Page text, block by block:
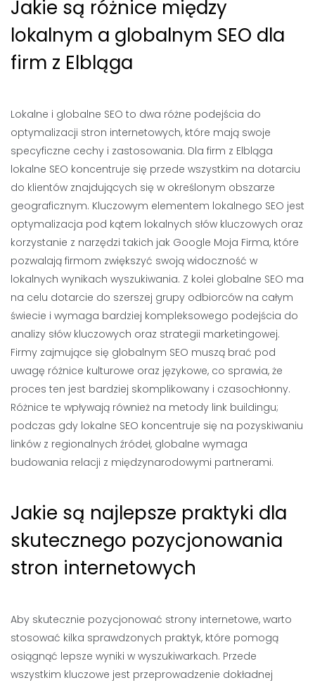
Jakie są różnice między
lokalnym a globalnym SEO dla
firm z Elbląga
Lokalne i globalne SEO to dwa różne podejścia do
optymalizacji stron internetowych, które mają swoje
specyficzne cechy i zastosowania. Dla firm z Elbląga
lokalne SEO koncentruje się przede wszystkim na dotarciu
do klientów znajdujących się w określonym obszarze
geograficznym. Kluczowym elementem lokalnego SEO jest
optymalizacja pod kątem lokalnych słów kluczowych oraz
korzystanie z narzędzi takich jak Google Moja Firma, które
pozwalają firmom zwiększyć swoją widoczność w
lokalnych wynikach wyszukiwania. Z kolei globalne SEO ma
na celu dotarcie do szerszej grupy odbiorców na całym
świecie i wymaga bardziej kompleksowego podejścia do
analizy słów kluczowych oraz strategii marketingowej.
Firmy zajmujące się globalnym SEO muszą brać pod
uwagę różnice kulturowe oraz językowe, co sprawia, że
proces ten jest bardziej skomplikowany i czasochłonny.
Różnice te wpływają również na metody link buildingu;
podczas gdy lokalne SEO koncentruje się na pozyskiwaniu
linków z regionalnych źródeł, globalne wymaga
budowania relacji z międzynarodowymi partnerami.
Jakie są najlepsze praktyki dla
skutecznego pozycjonowania
stron internetowych
Aby skutecznie pozycjonować strony internetowe, warto
stosować kilka sprawdzonych praktyk, które pomogą
osiągnąć lepsze wyniki w wyszukiwarkach. Przede
wszystkim kluczowe jest przeprowadzenie dokładnej